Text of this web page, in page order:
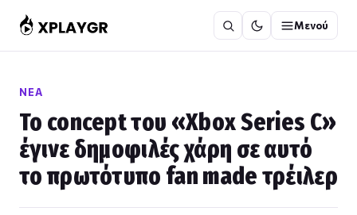
στο
περιεχόμενο
Μενού
ΝΈΑ
Το concept του «Xbox Series C»
έγινε δημοφιλές χάρη σε αυτό
το πρωτότυπο fan made τρέιλερ